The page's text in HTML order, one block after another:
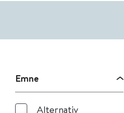
Emne
Alternativ